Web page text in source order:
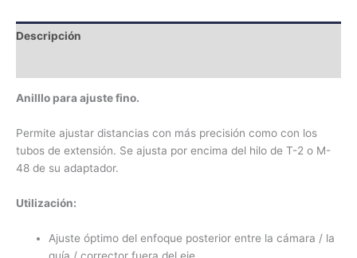
Descripción
Anilllo para ajuste fino.
Permite ajustar distancias con más precisión como con los
tubos de extensión. Se ajusta por encima del hilo de T-2 o M-
48 de su adaptador.
Utilización:
Ajuste óptimo del enfoque posterior entre la cámara / la
guía / corrector fuera del eje